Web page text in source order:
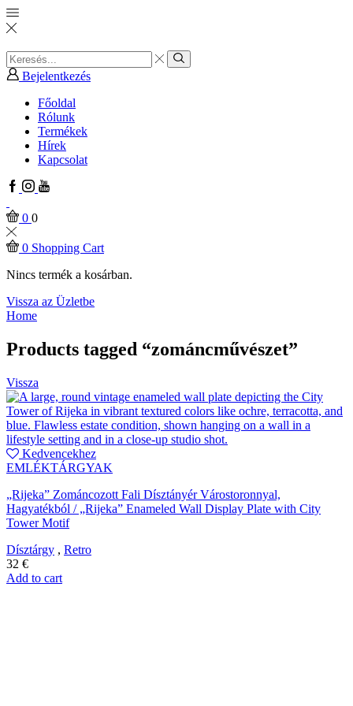
Search
input
Search
Bejelentkezés
Főoldal
Rólunk
Termékek
Hírek
Kapcsolat
Facebook
Instagram
Youtube
0 0
0 Shopping Cart
Nincs termék a kosárban.
Vissza az Üzletbe
Home
Products tagged “zománcművészet”
Vissza
Kedvencekhez
EMLÉKTÁRGYAK
„Rijeka” Zománcozott Fali Dísztányér Várostoronnyal,
Hagyatékból / „Rijeka” Enameled Wall Display Plate with City
Tower Motif
Dísztárgy , Retro
32 €
Add to cart